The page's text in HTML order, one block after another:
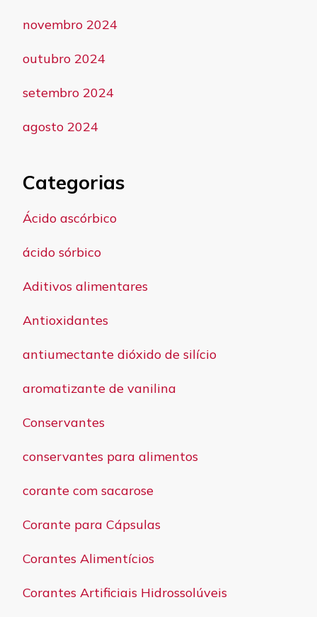
novembro 2024
outubro 2024
setembro 2024
agosto 2024
Categorias
Ácido ascórbico
ácido sórbico
Aditivos alimentares
Antioxidantes
antiumectante dióxido de silício
aromatizante de vanilina
Conservantes
conservantes para alimentos
corante com sacarose
Corante para Cápsulas
Corantes Alimentícios
Corantes Artificiais Hidrossolúveis